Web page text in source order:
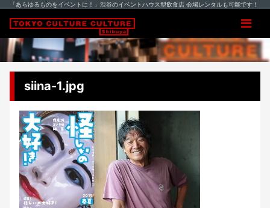
「あらゆるものをイベントに！」渋谷のイベントハウス型飲食店 会場レンタルも可能です！
siina-1.jpg